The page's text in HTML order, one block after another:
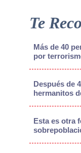
Te
Más de 40
por
Después de
hermanitos
Esta es otra